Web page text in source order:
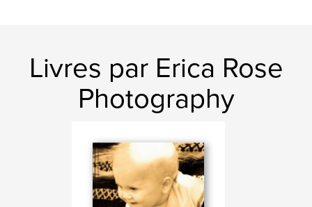
Livres par Erica Rose
Photography